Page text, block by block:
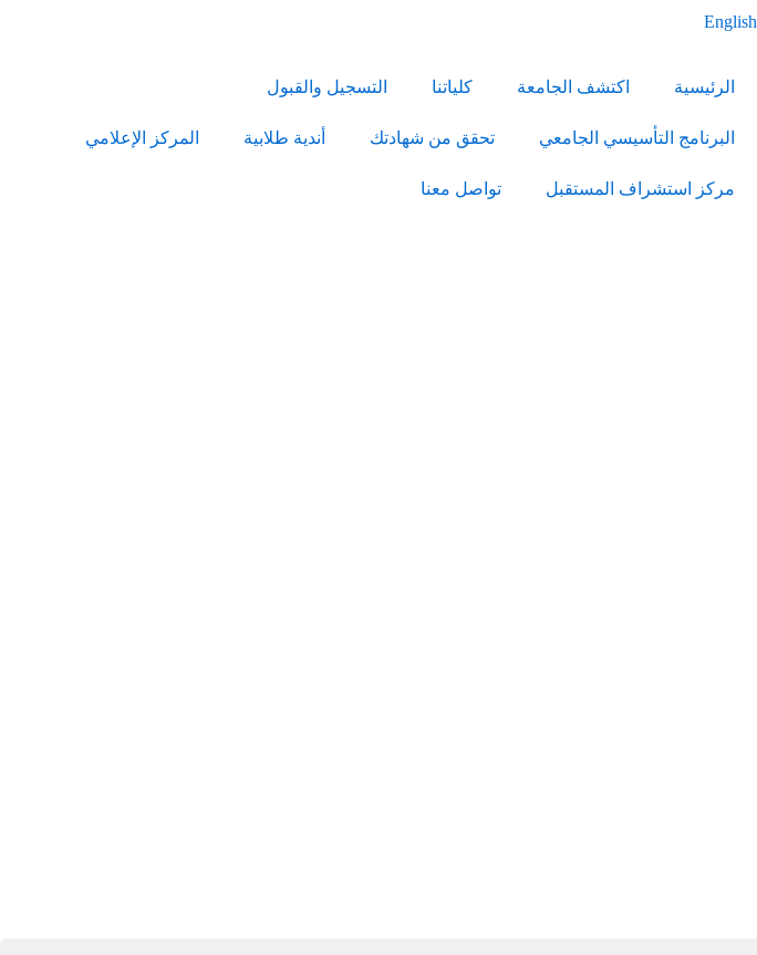
English
الرئيسية اكتشف الجامعة كلياتنا التسجيل والقبول
البرنامج التأسيسي الجامعي تحقق من شهادتك أندية طلابية المركز الإعلامي
مركز استشراف المستقبل تواصل معنا